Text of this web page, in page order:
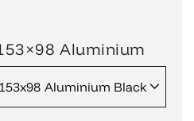
Aluminium
Aluminium Black